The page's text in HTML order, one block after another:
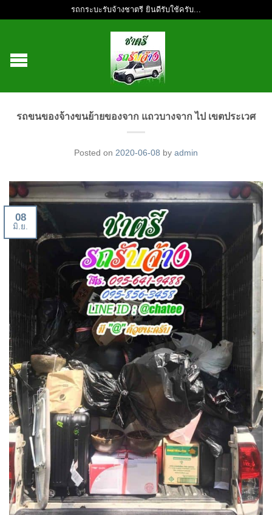
รถกระบะรับจ้างชาตรี ยินดีรับใช้ครับ...
รถขนของจ้างขนย้ายของจาก แถวบางจาก ไป เขตประเวศ
Posted on 2020-06-08 by admin
08
มิ.ย.